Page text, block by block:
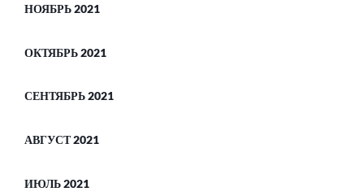
НОЯБРЬ 2021
ОКТЯБРЬ 2021
СЕНТЯБРЬ 2021
АВГУСТ 2021
ИЮЛЬ 2021